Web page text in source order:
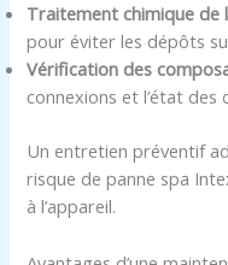
Traitement chimique de
pour éviter les dépôts
Vérification des
connexions et l’état des
Un entretien préventif
risque de panne spa
à l’appareil.